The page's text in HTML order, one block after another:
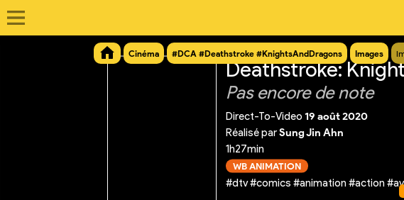
Cinéma #DCA #Deathstroke #KnightsAndDragons Images
Deathstroke:
Pas encore de note
Direct-To-Video 19 août 2020
Réalisé parSung Jin Ahn
1h27min
WB ANIMATION
#dtv #comics #animation #action